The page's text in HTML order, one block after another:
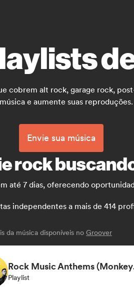
cobrem alt rock, garage rock,
e aumente suas reproduções.
Envie sua música
rock
até 7 dias, oferecendo
independentes a mais de 414
da música disponíveis no Groover
Playlist